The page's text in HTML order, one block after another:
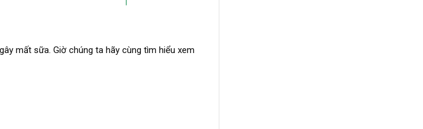
mất sữa. Giờ chúng ta hãy cùng tìm hiểu xem